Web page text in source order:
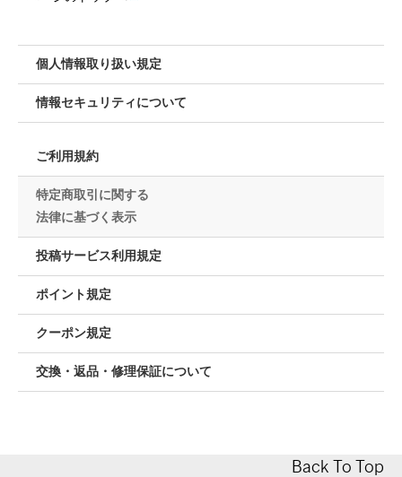
個人情報取り扱い規定
情報セキュリティについて
ご利用規約
特定商取引に関する
法律に基づく表示
投稿サービス利用規定
ポイント規定
クーポン規定
交換・返品・修理保証について
Back To Top